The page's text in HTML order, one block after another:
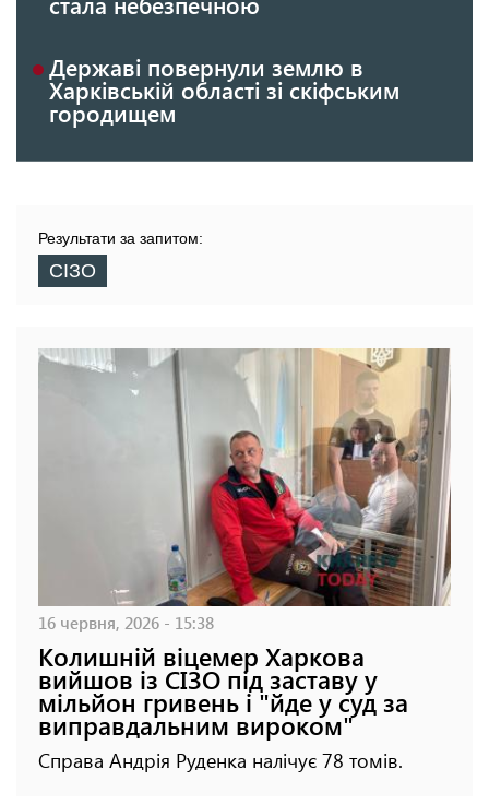
Державі повернули землю в
Харківській області зі скіфським
городищем
Результати за запитом:
СІЗО
16 червня, 2026 - 15:38
Колишній віцемер Харкова
вийшов із СІЗО під заставу у
мільйон гривень і "йде у суд за
виправдальним вироком"
Справа Андрія Руденка налічує 78 томів.